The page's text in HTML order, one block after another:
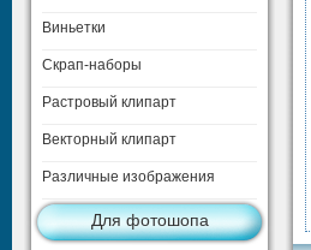
Виньетки
Скрап-наборы
Растровый клипарт
Векторный клипарт
Различные изображения
Для фотошопа